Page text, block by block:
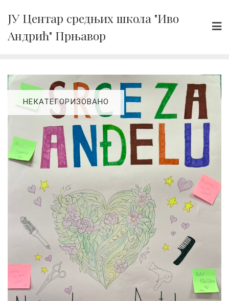
content
ЈУ Центар средњих школа "Иво
Андрић" Прњавор
НЕКАТЕГОРИЗОВАНО